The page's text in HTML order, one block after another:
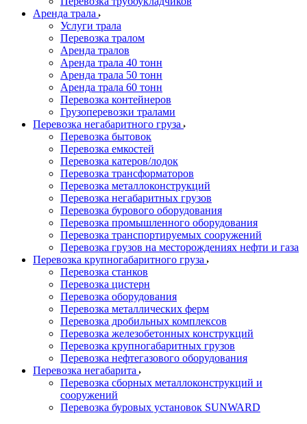
Аренда трала
Услуги трала
Перевозка тралом
Аренда тралов
Аренда трала 40 тонн
Аренда трала 50 тонн
Аренда трала 60 тонн
Перевозка контейнеров
Грузоперевозки тралами
Перевозка негабаритного груза
Перевозка бытовок
Перевозка емкостей
Перевозка катеров/лодок
Перевозка трансформаторов
Перевозка металлоконструкций
Перевозка негабаритных грузов
Перевозка бурового оборудования
Перевозка промышленного оборудования
Перевозка транспортируемых сооружений
Перевозка грузов на месторождениях нефти и газа
Перевозка крупногабаритного груза
Перевозка станков
Перевозка цистерн
Перевозка оборудования
Перевозка металлических ферм
Перевозка дробильных комплексов
Перевозка железобетонных конструкций
Перевозка крупногабаритных грузов
Перевозка нефтегазового оборудования
Перевозка негабарита
Перевозка сборных металлоконструкций и
сооружений
Перевозка буровых установок SUNWARD